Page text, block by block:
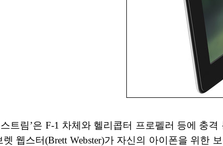
트림’은 F-1 차체와 헬리콥터 프로펠러 등에 충
렛 웹스터(Brett Webster)가 자신의 아이폰을 위